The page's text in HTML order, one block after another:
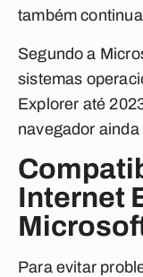
também
Segundo a
sistemas
Explorer até
navegador
Internet
Para evitar